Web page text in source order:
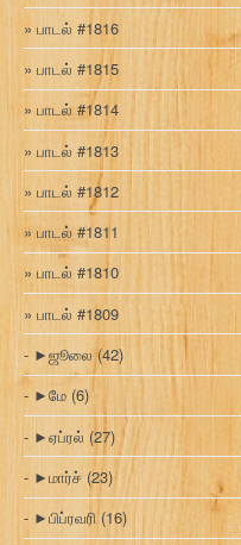
பாடல் #1816
பாடல் #1815
பாடல் #1814
பாடல் #1813
பாடல் #1812
பாடல் #1811
பாடல் #1810
பாடல் #1809
►ஜூலை(42)
►மே (6)
►ஏப்ரல் (27)
►மார்ச் (23)
►பிப்ரவரி (16)